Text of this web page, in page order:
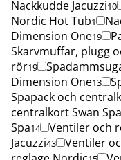
Nackkudde Jacuzzi10
Nordic Hot Tub1
Dimension One19
Skarvmuffar, plugg
rör19
Dimension One13
Spapack och
centralkort Swan Spa
Spa14 Ventiler och
Jacuzzi43 Ventiler